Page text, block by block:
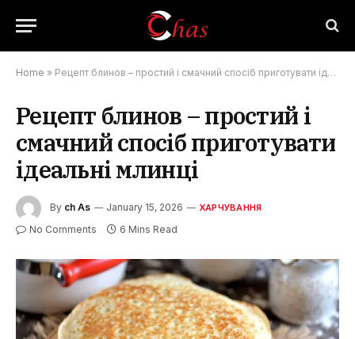
Home » Рецепт блинов – простий і смачний спосіб приготувати ідеальні млинці
Рецепт блинов – простий і
смачний спосіб приготувати
ідеальні млинці
By ch As January 15, 2026 ХАРЧУВАННЯ
No Comments 6 Mins Read